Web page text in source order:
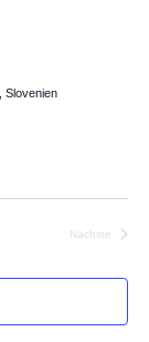
Slovenien
Nächste